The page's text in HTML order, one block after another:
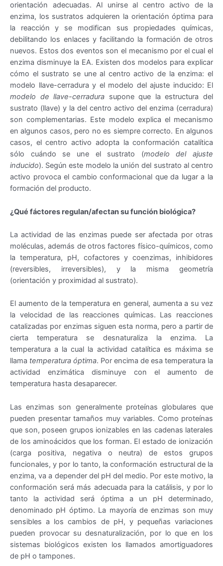
orientación adecuadas. Al unirse al centro activo de la
enzima, los sustratos adquieren la orientación óptima para
la reacción y se modifican sus propiedades químicas,
debilitando los enlaces y facilitando la formación de otros
nuevos. Estos dos eventos son el mecanismo por el cual el
enzima disminuye la EA. Existen dos modelos para explicar
cómo el sustrato se une al centro activo de la enzima: el
modelo llave-cerradura y el modelo del ajuste inducido: El
modelo de llave-cerradura supone que la estructura del
sustrato (llave) y la del centro activo del enzima (cerradura)
son complementarias. Este modelo explica el mecanismo
en algunos casos, pero no es siempre correcto. En algunos
casos, el centro activo adopta la conformación catalítica
sólo cuándo se une el sustrato (modelo del ajuste
inducido). Según este modelo la unión del sustrato al centro
activo provoca el cambio conformacional que da lugar a la
formación del producto.
¿Qué fáctores regulan/afectan su función biológica?
La actividad de las enzimas puede ser afectada por otras
moléculas, además de otros factores físico-químicos, como
la temperatura, pH, cofactores y coenzimas, inhibidores
(reversibles, irreversibles), y la misma geometría
(orientación y proximidad al sustrato).
El aumento de la temperatura en general, aumenta a su vez
la velocidad de las reacciones químicas. Las reacciones
catalizadas por enzimas siguen esta norma, pero a partir de
cierta temperatura se desnaturaliza la enzima. La
temperatura a la cual la actividad catalítica es máxima se
llama temperatura óptima. Por encima de esa temperatura la
actividad enzimática disminuye con el aumento de
temperatura hasta desaparecer.
Las enzimas son generalmente proteínas globulares que
pueden presentar tamaños muy variables. Como proteínas
que son, poseen grupos ionizables en las cadenas laterales
de los aminoácidos que los forman. El estado de ionización
(carga positiva, negativa o neutra) de estos grupos
funcionales, y por lo tanto, la conformación estructural de la
enzima, va a depender del pH del medio. Por este motivo, la
conformación será más adecuada para la catálisis, y por lo
tanto la actividad será óptima a un pH determinado,
denominado pH óptimo. La mayoría de enzimas son muy
sensibles a los cambios de pH, y pequeñas variaciones
pueden provocar su desnaturalización, por lo que en los
sistemas biológicos existen los llamados amortiguadores
de pH o tampones.